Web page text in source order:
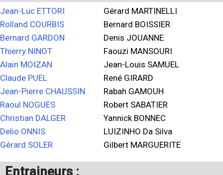
Jean-Luc ETTORI
Rolland COURBIS
Bernard GARDON
Thierry NINOT
Alain MOIZAN
Claude PUEL
Jean-Pierre CHAUSSIN
Raoul NOGUES
Christian DALGER
Delio ONNIS
Gérard SOLER
Gérard MARTINELLI
Bernard BOISSIER
Denis JOUANNE
Faouzi MANSOURI
Jean-Louis SAMUEL
René GIRARD
Rabah GAMOUH
Robert SABATIER
Yannick BONNEC
LUIZINHO Da Silva
Gilbert MARGUERITE
Entraineurs :